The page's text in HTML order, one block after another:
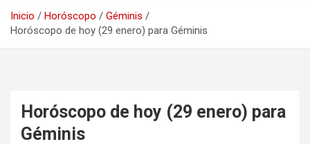
Inicio Horóscopo
Géminis
Horóscopo de hoy (29 enero) para Géminis
Horóscopo de hoy (29 enero) para
Géminis